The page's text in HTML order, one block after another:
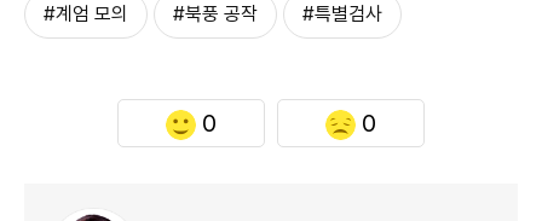
#계엄 모의 #북풍 공작 #특별검사
0 0